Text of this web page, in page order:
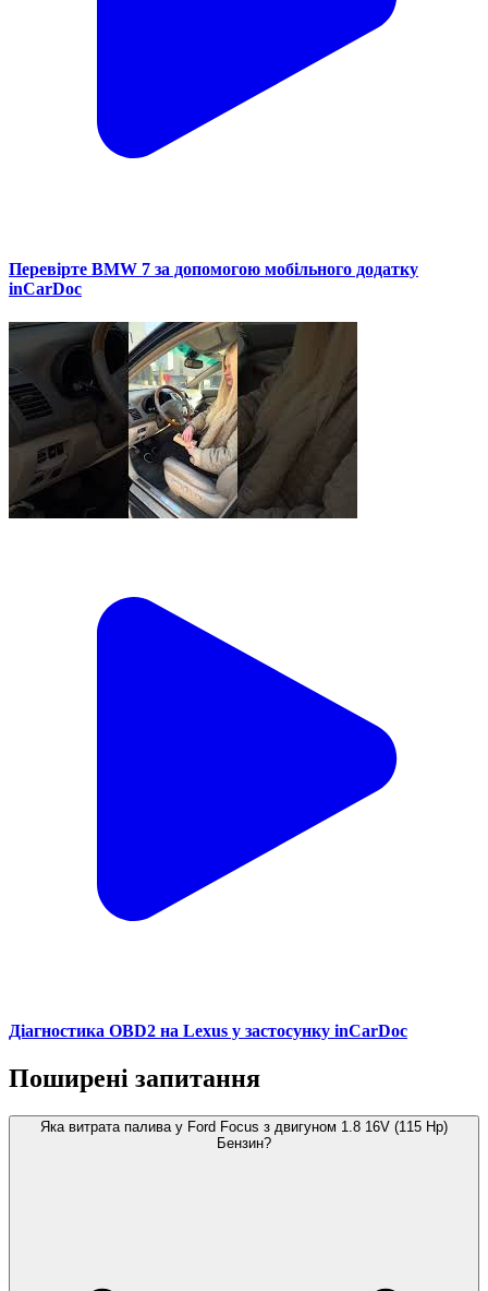
Перевірте BMW 7 за допомогою мобільного додатку
inCarDoc
Діагностика OBD2 на Lexus у застосунку inCarDoc
Поширені запитання
Яка витрата палива у Ford Focus з двигуном 1.8 16V (115 Hp)
Бензин?